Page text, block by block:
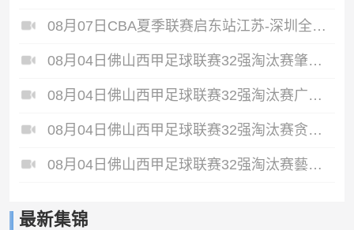
08月07日CBA夏季联赛启东站江苏-深圳全场录像
08月04日佛山西甲足球联赛32强淘汰赛肇庆恒骏成VS三七互娱全场录像
08月04日佛山西甲足球联赛32强淘汰赛广东西南建设VS香港圣徒全场录像
08月04日佛山西甲足球联赛32强淘汰赛贪玩游戏VS美的薪火全场录像
08月04日佛山西甲足球联赛32强淘汰赛藝品高國際VS湛江狂狼·粵辉能源全场录像
最新集锦